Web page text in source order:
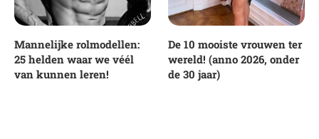
Mannelijke rolmodellen:
25 helden waar we véél
van kunnen leren!
De 10 mooiste vrouwen ter
wereld! (anno 2026, onder
de 30 jaar)